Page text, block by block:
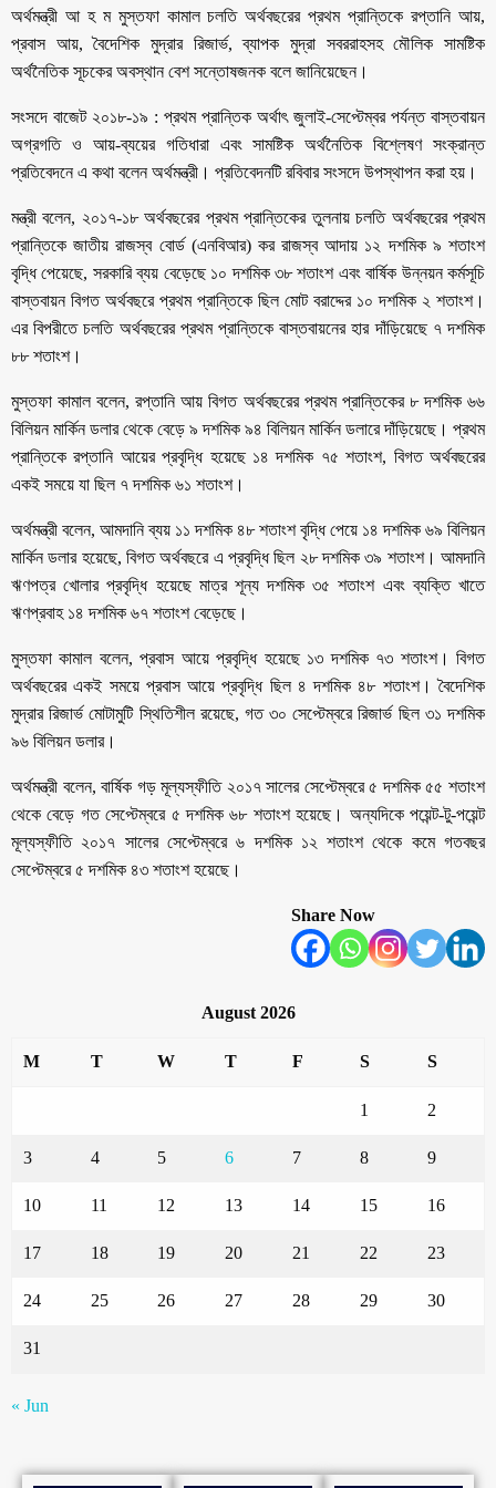
অর্থমন্ত্রী আ হ ম মুস্তফা কামাল চলতি অর্থবছরের প্রথম প্রান্তিকে রপ্তানি আয়,
প্রবাস আয়, বৈদেশিক মুদ্রার রিজার্ভ, ব্যাপক মুদ্রা সবররাহসহ মৌলিক সামষ্টিক
অর্থনৈতিক সূচকের অবস্থান বেশ সন্তোষজনক বলে জানিয়েছেন।
সংসদে বাজেট ২০১৮-১৯ : প্রথম প্রান্তিক অর্থাৎ জুলাই-সেপ্টেম্বর পর্যন্ত বাস্তবায়ন
অগ্রগতি ও আয়-ব্যয়ের গতিধারা এবং সামষ্টিক অর্থনৈতিক বিশ্লেষণ সংক্রান্ত
প্রতিবেদনে এ কথা বলেন অর্থমন্ত্রী। প্রতিবেদনটি রবিবার সংসদে উপস্থাপন করা হয়।
মন্ত্রী বলেন, ২০১৭-১৮ অর্থবছরের প্রথম প্রান্তিকের তুলনায় চলতি অর্থবছরের প্রথম
প্রান্তিকে জাতীয় রাজস্ব বোর্ড (এনবিআর) কর রাজস্ব আদায় ১২ দশমিক ৯ শতাংশ
বৃদ্ধি পেয়েছে, সরকারি ব্যয় বেড়েছে ১০ দশমিক ৩৮ শতাংশ এবং বার্ষিক উন্নয়ন কর্মসূচি
বাস্তবায়ন বিগত অর্থবছরে প্রথম প্রান্তিকে ছিল মোট বরাদ্দের ১০ দশমিক ২ শতাংশ।
এর বিপরীতে চলতি অর্থবছরের প্রথম প্রান্তিকে বাস্তবায়নের হার দাঁড়িয়েছে ৭ দশমিক
৮৮ শতাংশ।
মুস্তফা কামাল বলেন, রপ্তানি আয় বিগত অর্থবছরের প্রথম প্রান্তিকের ৮ দশমিক ৬৬
বিলিয়ন মার্কিন ডলার থেকে বেড়ে ৯ দশমিক ৯৪ বিলিয়ন মার্কিন ডলারে দাঁড়িয়েছে। প্রথম
প্রান্তিকে রপ্তানি আয়ের প্রবৃদ্ধি হয়েছে ১৪ দশমিক ৭৫ শতাংশ, বিগত অর্থবছরের
একই সময়ে যা ছিল ৭ দশমিক ৬১ শতাংশ।
অর্থমন্ত্রী বলেন, আমদানি ব্যয় ১১ দশমিক ৪৮ শতাংশ বৃদ্ধি পেয়ে ১৪ দশমিক ৬৯ বিলিয়ন
মার্কিন ডলার হয়েছে, বিগত অর্থবছরে এ প্রবৃদ্ধি ছিল ২৮ দশমিক ৩৯ শতাংশ। আমদানি
ঋণপত্র খোলার প্রবৃদ্ধি হয়েছে মাত্র শূন্য দশমিক ৩৫ শতাংশ এবং ব্যক্তি খাতে
ঋণপ্রবাহ ১৪ দশমিক ৬৭ শতাংশ বেড়েছে।
মুস্তফা কামাল বলেন, প্রবাস আয়ে প্রবৃদ্ধি হয়েছে ১৩ দশমিক ৭৩ শতাংশ। বিগত
অর্থবছরের একই সময়ে প্রবাস আয়ে প্রবৃদ্ধি ছিল ৪ দশমিক ৪৮ শতাংশ। বৈদেশিক
মুদ্রার রিজার্ভ মোটামুটি স্থিতিশীল রয়েছে, গত ৩০ সেপ্টেম্বরে রিজার্ভ ছিল ৩১ দশমিক
৯৬ বিলিয়ন ডলার।
অর্থমন্ত্রী বলেন, বার্ষিক গড় মূল্যস্ফীতি ২০১৭ সালের সেপ্টেম্বরে ৫ দশমিক ৫৫ শতাংশ
থেকে বেড়ে গত সেপ্টেম্বরে ৫ দশমিক ৬৮ শতাংশ হয়েছে। অন্যদিকে পয়েন্ট-টু-পয়েন্ট
মূল্যস্ফীতি ২০১৭ সালের সেপ্টেম্বরে ৬ দশমিক ১২ শতাংশ থেকে কমে গতবছর
সেপ্টেম্বরে ৫ দশমিক ৪৩ শতাংশ হয়েছে।
Share Now
August 2026
M T W T F S S
1 2
3 4 5 6 7 8 9
10 11 12 13 14 15 16
17 18 19 20 21 22 23
24 25 26 27 28 29 30
31
« Jun